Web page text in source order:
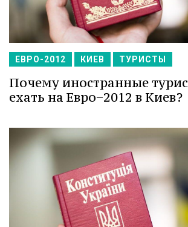
ЕВРО-2012 КИЕВ ТУРИСТЫ
Почему иностранные
ехать на Евро−2012 в Киев?